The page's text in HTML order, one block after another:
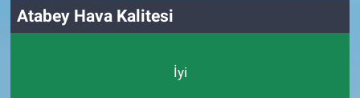
Atabey Hava Kalitesi
İyi